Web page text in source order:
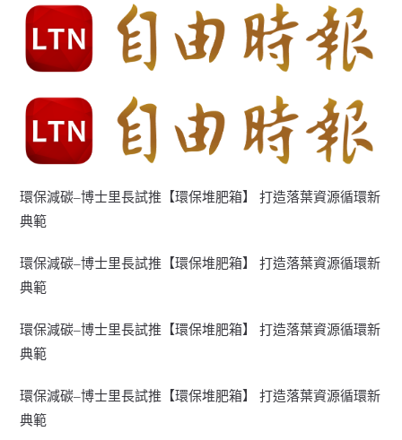
環保減碳–博士里長試推【環保堆肥箱】 打造落葉資源循環新
典範
環保減碳–博士里長試推【環保堆肥箱】 打造落葉資源循環新
典範
環保減碳–博士里長試推【環保堆肥箱】 打造落葉資源循環新
典範
環保減碳–博士里長試推【環保堆肥箱】 打造落葉資源循環新
典範